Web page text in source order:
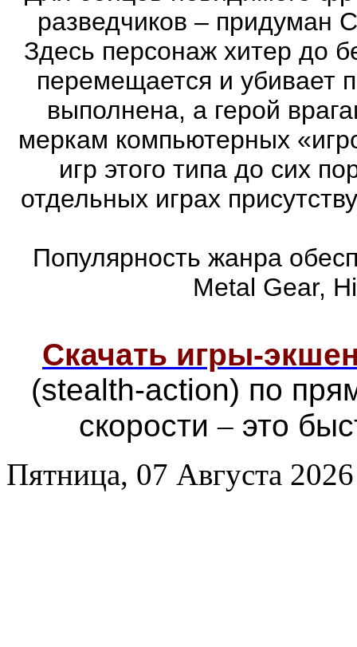
разведчиков – придуман
Здесь персонаж хитер до
перемещается и убивает
выполнена, а герой
меркам компьютерных
игр этого типа до сих
отдельных играх
Популярность жанра
Metal Gear,
Скачать игры-
(stealth-action) по
скорости– это
Пятница, 07 Августа 2026